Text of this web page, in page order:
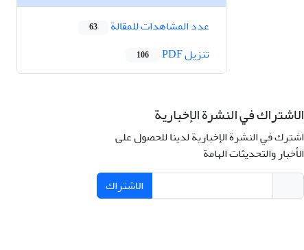
عدد المشاهدات للمقالة
63
تنزیل PDF 106
الاشتراك في النشرة الإخبارية
اشترك في النشرة الإخبارية لدينا للحصول على
الأخبار والتحديثات الهامة
الاشتراك